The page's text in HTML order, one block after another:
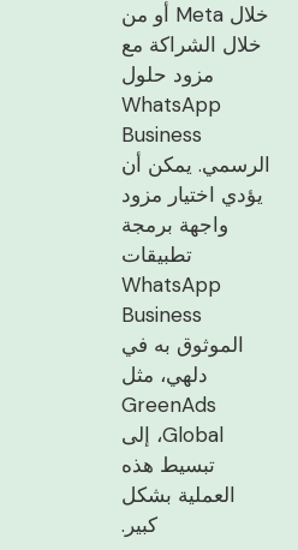
خلال Meta أو من
خلال الشراكة مع
مزود حلول
WhatsApp
Business
الرسمي. يمكن أن
يؤدي اختيار مزود
واجهة برمجة
تطبيقات
WhatsApp
Business
الموثوق به في
دلهي، مثل
GreenAds
Global، إلى
تبسيط هذه
العملية بشكل
كبير.